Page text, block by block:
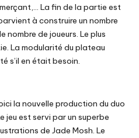
La fin de la partie est
à construire un nombre
de joueurs. Le plus
La modularité du plateau
s’il en était besoin.
la nouvelle production du duo
jeu est servi par un superbe
de Jade Mosh. Le